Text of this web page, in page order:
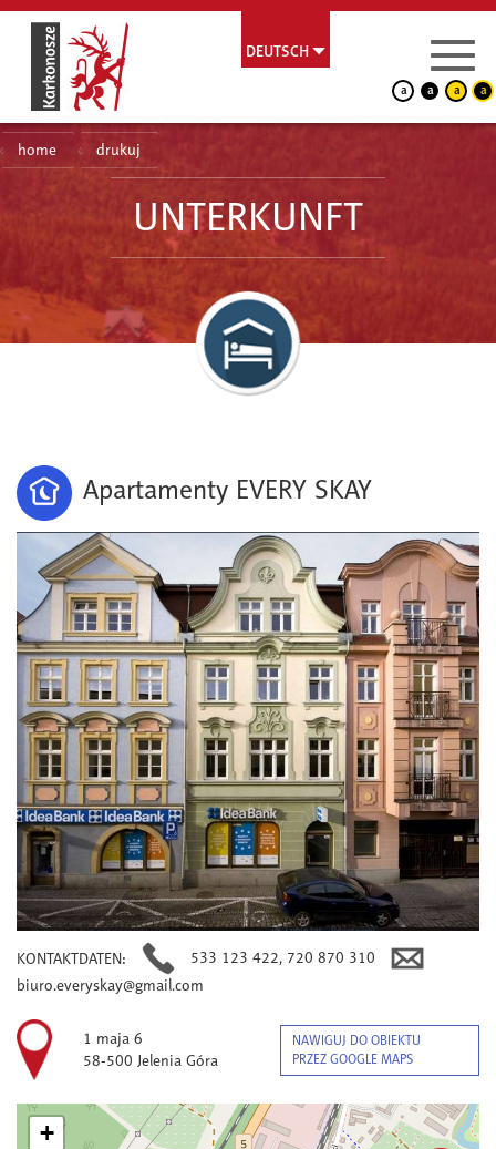
DEUTSCH
a a a a
home drukuj
UNTERKUNFT
Apartamenty EVERY SKAY
KONTAKTDATEN:
533 123 422, 720 870 310
biuro.everyskay@gmail.com
1 maja 6
58-500 Jelenia Góra
NAWIGUJ DO OBIEKTU
PRZEZ GOOGLE MAPS
+